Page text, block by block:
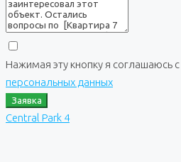
Нажимая эту кнопку я соглашаюсь с
персональных данных
Заявка
Central Park 4